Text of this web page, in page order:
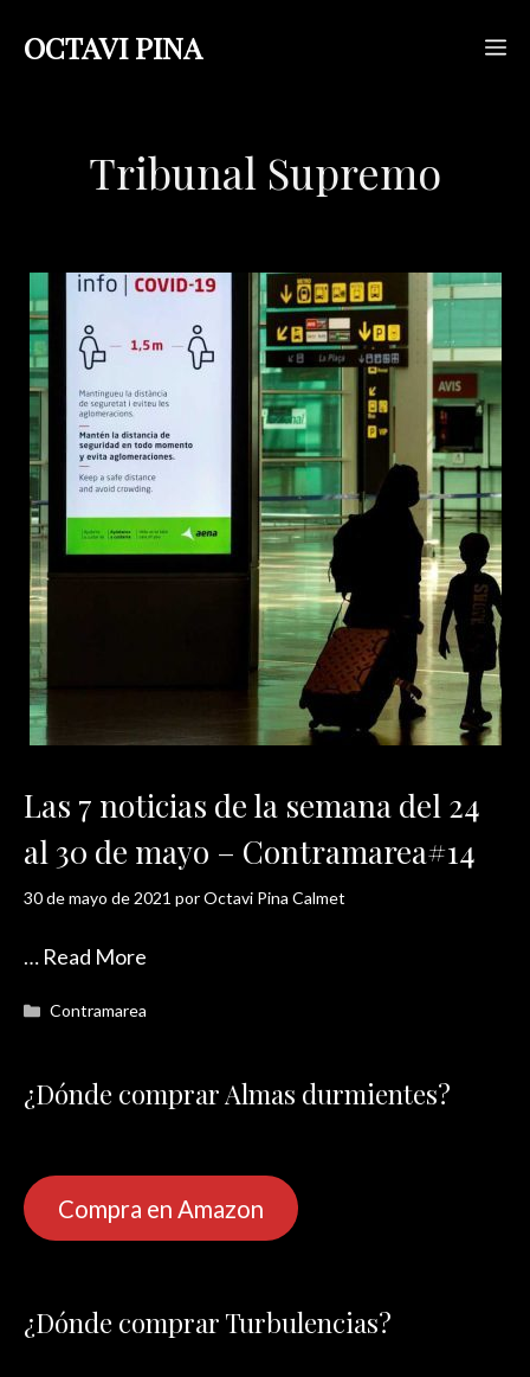
OCTAVI PINA
Tribunal Supremo
Las 7 noticias de la semana del 24
al 30 de mayo – Contramarea#14
30 de mayo de 2021 porOctavi Pina Calmet
… Read More
Categorías
Contramarea
¿Dónde comprar Almas durmientes?
Compra en Amazon
¿Dónde comprar Turbulencias?